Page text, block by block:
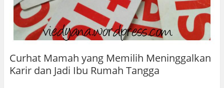
Curhat Mamah yang Memilih Meninggalkan
Karir dan Jadi Ibu Rumah Tangga